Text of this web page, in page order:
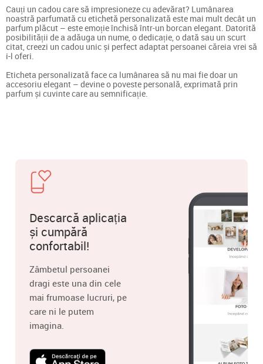
Cauți un cadou care să impresioneze cu adevărat? Lumânarea
noastră parfumată cu etichetă personalizată este mai mult decât un
parfum plăcut – este emoție închisă într-un borcan elegant. Datorită
posibilității de a adăuga un nume, o dedicație, o dată sau un scurt
citat, creezi un cadou unic și perfect adaptat persoanei căreia vrei să
i-l oferi.
Eticheta personalizată face ca lumânarea să nu mai fie doar un
accesoriu elegant – devine o poveste personală, exprimată prin
parfum și cuvinte care au semnificație.
Descarcă aplicația
și cumpără
confortabil!
Zâmbetul persoanei
dragi este una din cele
mai frumoase lucruri, pe
care ni le putem
imagina.